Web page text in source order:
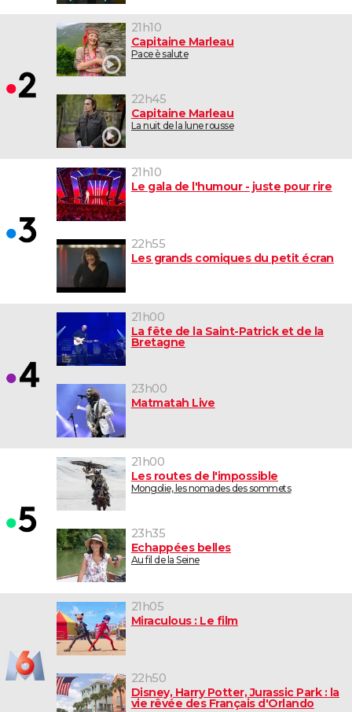
21h10
Capitaine Marleau
Pace è salute
22h45
Capitaine Marleau
La nuit de la lune rousse
21h10
Le gala de l'humour - juste pour rire
22h55
Les grands comiques du petit écran
21h00
La fête de la Saint-Patrick et de la
Bretagne
23h00
Matmatah Live
21h00
Les routes de l'impossible
Mongolie, les nomades des sommets
23h35
Echappées belles
Au fil de la Seine
21h05
Miraculous : Le film
22h50
Disney, Harry Potter, Jurassic Park : la
vie rêvée des Français d'Orlando